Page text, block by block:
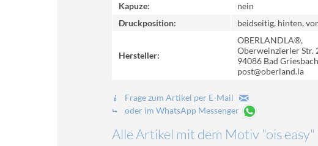
Kapuze:
nein
Druckposition:
beidseitig, hinten,
Hersteller:
OBERLANDLA®,
Oberweinzierler Str.
94086 Bad
post@oberland.la
Frage zum Artikel per E-Mail
oder im WhatsApp Messenger
Alle Artikel mit dem Motiv "ois easy"